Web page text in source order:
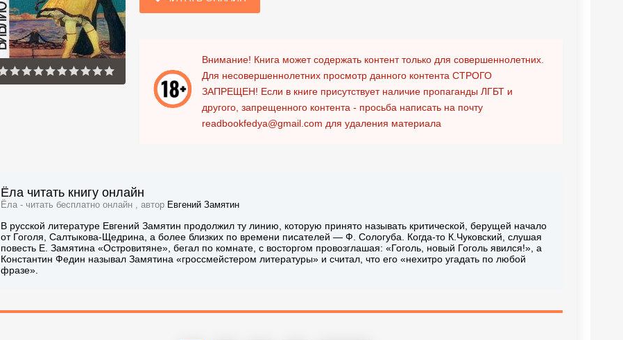
Внимание! Книга может содержать контент только для совершеннолетних.
Для несовершеннолетних просмотр данного контента СТРОГО
ЗАПРЕЩЕН! Если в книге присутствует наличие пропаганды ЛГБТ и
другого, запрещенного контента - просьба написать на почту
readbookfedya@gmail.com для удаления материала
Ёла читать книгу онлайн
Ёла - читать бесплатно онлайн , автор Евгений Замятин
В русской литературе Евгений Замятин продолжил ту линию, которую принято называть критической, берущей начало
от Гоголя, Салтыкова-Щедрина, а более близких по времени писателей — Ф. Сологуба. Когда-то К.Чуковский, слушая
повесть Е. Замятина «Островитяне», бегал по комнате, с восторгом провозглашая: «Гоголь, новый Гоголь явился!», а
Константин Федин называл Замятина «гроссмейстером литературы» и считал, что его «нехитро угадать по любой
фразе».